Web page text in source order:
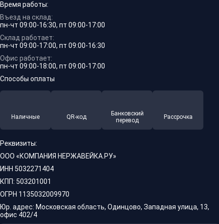
Время работы:
Въезд на склад:
пн-чт 09:00-16:30, пт 09:00-17:00
Склад работает:
пн-чт 09:00-17:00, пт 09:00-16:30
Офис работает:
пн-чт 09:00-18:00, пт 09:00-17:00
Способы оплаты
Наличные QR-код
Банковский
перевод
Рассрочка
Реквизиты:
ООО «КОМПАНИЯ НЕРЖАВЕЙКА.РУ»
ИНН 5032271404
КПП: 503201001
ОГРН 1135032009970
Юр. адрес: Московская область, Одинцово, Западная улица, 13,
офис 402/4